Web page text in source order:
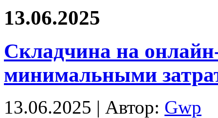
13.06.2025
Складчина на
минимальными
13.06.2025 | Автор: Gwp